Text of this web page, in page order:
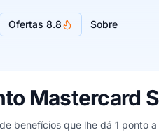
Ofertas 8.8 Sobre
Mastercard
benefícios que lhe dá 1